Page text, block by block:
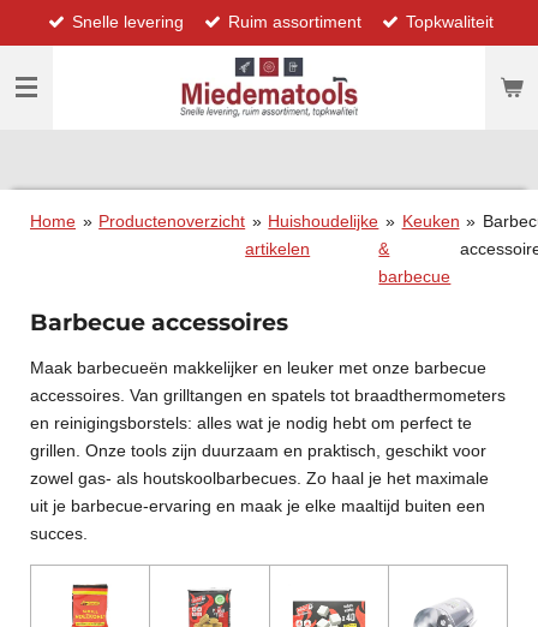
direct
naar
hoofdinhoud
Snelle levering Ruim assortiment Topkwaliteit
Home » Productenoverzicht » Huishoudelijke
artikelen
» Keuken
&
barbecue
»
Barbecue accessoires
Maak barbecueën makkelijker en leuker met onze barbecue
accessoires. Van grilltangen en spatels tot braadthermometers
en reinigingsborstels: alles wat je nodig hebt om perfect te
grillen. Onze tools zijn duurzaam en praktisch, geschikt voor
zowel gas- als houtskoolbarbecues. Zo haal je het maximale
uit je barbecue-ervaring en maak je elke maaltijd buiten een
succes.